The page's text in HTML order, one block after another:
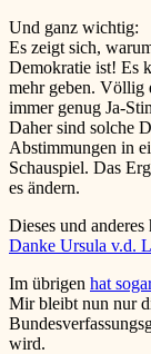
Und ganz wichtig:
Es zeigt sich,
Demokratie ist! Es
mehr geben. Völlig
immer genug Ja-
Daher sind solche
Abstimmungen in
Schauspiel. Das
es ändern.
Dieses und anderes
Danke Ursula v.d.
Im übrigen hat
Mir bleibt nun nur
wird.